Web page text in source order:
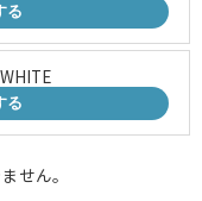
る
る
せん。